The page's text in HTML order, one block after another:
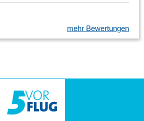
mehr Bewertungen